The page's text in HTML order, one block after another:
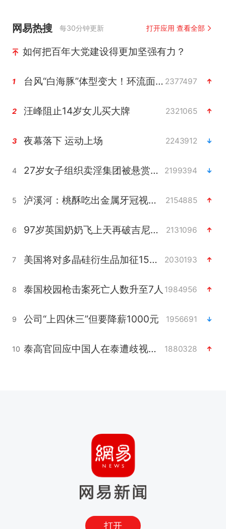
网易热搜 每30分钟更新 打开应用 查看全部
如何把百年大党建设得更加坚强有力？
1 台风“白海豚”体型变大！环流面积接近13个浙江那么大 2377497
2 汪峰阻止14岁女儿买大牌 2321065
3 夜幕落下 运动上场 2243912
4 27岁女子组织卖淫集团被悬赏通缉 2199394
5 泸溪河：桃酥吃出金属牙冠视频不实 2154885
6 97岁英国奶奶飞上天再破吉尼斯纪录 2131096
7 美国将对多晶硅衍生品加征15%关税 2030193
8 泰国校园枪击案死亡人数升至7人 1984956
9 公司“上四休三”但要降薪1000元 1956691
10 泰高官回应中国人在泰遭歧视：全面调查 1880328
打开